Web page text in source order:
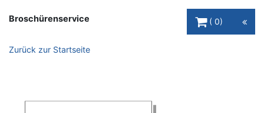
Broschürenservice
0
Zurück zur Startseite